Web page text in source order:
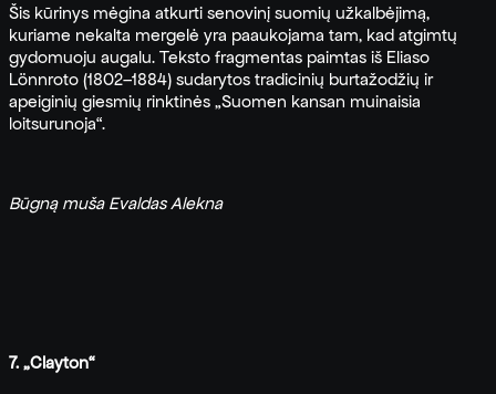
Šis kūrinys mėgina atkurti senovinį suomių užkalbėjimą,
kuriame nekalta mergelė yra paaukojama tam, kad atgimtų
gydomuoju augalu. Teksto fragmentas paimtas iš Eliaso
Lönnroto (1802–1884) sudarytos tradicinių burtažodžių ir
apeiginių giesmių rinktinės „Suomen kansan muinaisia
loitsurunoja“.
Būgną muša Evaldas Alekna
7. „Clayton“